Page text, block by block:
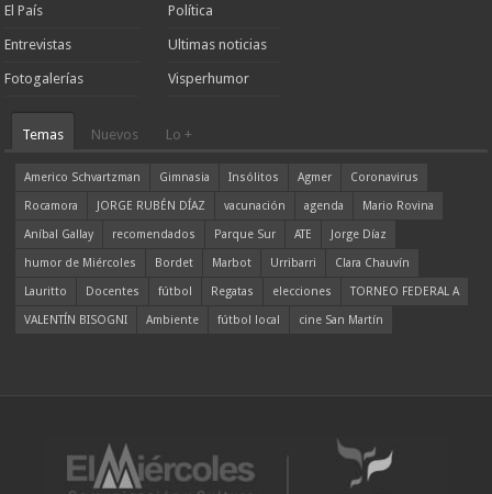
El País
Entrevistas
Fotogalerías
Política
Ultimas noticias
Visperhumor
Temas Nuevos Lo +
Americo Schvartzman Gimnasia Insólitos Agmer
Coronavirus
Rocamora
JORGE RUBÉN DÍAZ vacunación agenda
Mario Rovina
Aníbal Gallay
recomendados Parque Sur ATE
Jorge Díaz
humor de Miércoles
Bordet Marbot Urribarri
Clara Chauvín
Lauritto
Docentes fútbol Regatas elecciones
TORNEO FEDERAL A
VALENTÍN BISOGNI
Ambiente fútbol local cine San Martín